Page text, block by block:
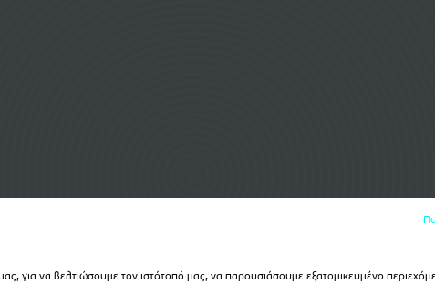
για να βελτιώσουμε τον ιστότοπό μας, να παρουσιάσουμε εξατομικευμένο